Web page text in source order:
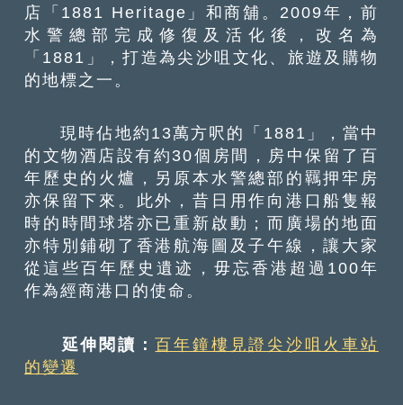
店「1881 Heritage」和商舖。2009年，前
水警總部完成修復及活化後，改名為
「1881」，打造為尖沙咀文化、旅遊及購物
的地標之一。
現時佔地約13萬方呎的「1881」，當中
的文物酒店設有約30個房間，房中保留了百
年歷史的火爐，另原本水警總部的羈押牢房
亦保留下來。此外，昔日用作向港口船隻報
時的時間球塔亦已重新啟動；而廣場的地面
亦特別鋪砌了香港航海圖及子午線，讓大家
從這些百年歷史遺迹，毋忘香港超過100年
作為經商港口的使命。
延伸閱讀：百年鐘樓見證尖沙咀火車站
的變遷